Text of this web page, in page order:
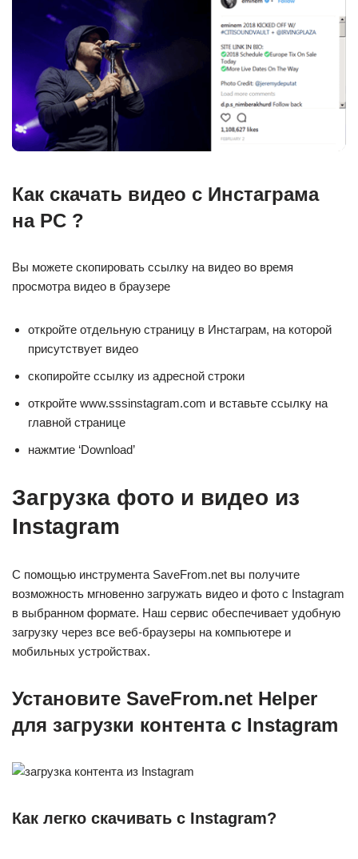
Как скачать видео с Инстаграма
на PC ?
Вы можете скопировать ссылку на видео во время
просмотра видео в браузере
откройте отдельную страницу в Инстаграм, на которой
присутствует видео
скопиройте ссылку из адресной строки
откройте www.sssinstagram.com и вставьте ссылку на
главной странице
нажмтие ‘Download’
Загрузка фото и видео из
Instagram
С помощью инструмента SaveFrom.net вы получите
возможность мгновенно загружать видео и фото с Instagram
в выбранном формате. Наш сервис обеспечивает удобную
загрузку через все веб-браузеры на компьютере и
мобильных устройствах.
Установите SaveFrom.net Helper
для загрузки контента с Instagram
Как легко скачивать с Instagram?